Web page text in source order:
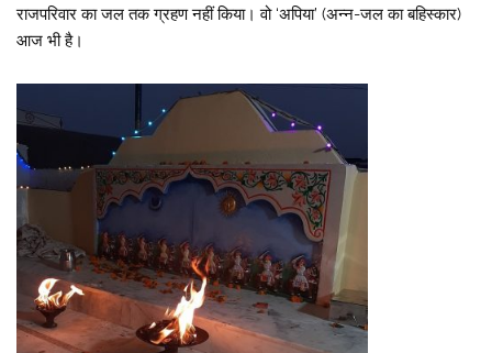
राजपरिवार का जल तक ग्रहण नहीं किया। वो ‘अपिया’ (अन्न-जल का बहिस्कार)
आज भी है।